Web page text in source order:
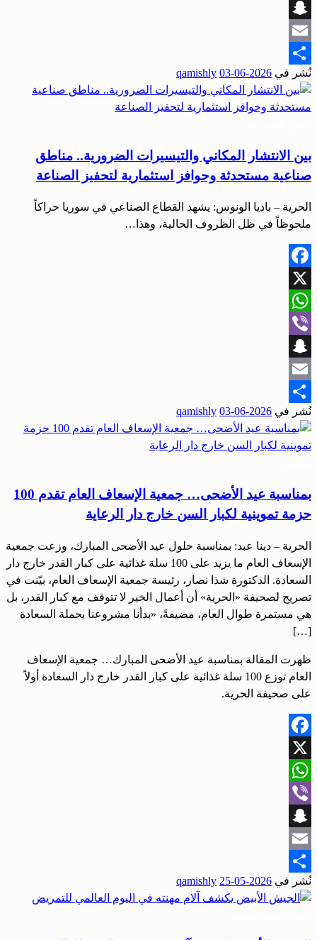
Viber
Snapchat
Email
Share
نُشر في 2026-06-03
qamishly
بين الانتشار المكاني والتيسيرات الضرورية.. مناطق
صناعية مستحدثة وحوافز استثمارية لتحفيز الصناعة
الحرية – باديا الونوس: يشهد القطاع الصناعي في سوريا حراكاً
ملحوظاً في ظل الظروف الحالية، وهذا…
Facebook
X
WhatsApp
Viber
Snapchat
Email
Share
نُشر في 2026-06-03
qamishly
بمناسبة عيد الأضحى… جمعية الإسعاف العام تقدم 100
حزمة تموينية لكبار السن خارج دار الرعاية
الحرية – دينا عبد: بمناسبة حلول عيد الأضحى المبارك، وزعت جمعية
الإسعاف العام ما يزيد على 100 سلة غذائية على كبار القدر خارج دار
السعادة. الدكتورة شذا نصار، رئيسة جمعية الإسعاف العام، بيّنت في
تصريح لصحيفة «الحرية» أن أعمال الخير لا تتوقف مع كبار القدر، بل
هي مستمرة طوال العام، مضيفةً، «بدأنا مشروعنا بحملة السعادة
[…]
ظهرت المقالة بمناسبة عيد الأضحى المبارك… جمعية الإسعاف
العام توزع 100 سلة غذائية على كبار القدر خارج دار السعادة أولاً
على صحيفة الحرية.
Facebook
X
WhatsApp
Viber
Snapchat
Email
Share
نُشر في 2026-05-25
qamishly